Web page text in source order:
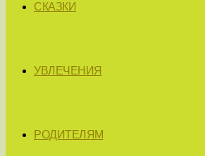
СКАЗКИ
УВЛЕЧЕНИЯ
РОДИТЕЛЯМ